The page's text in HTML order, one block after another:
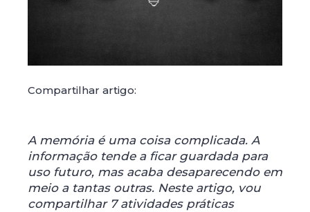
Compartilhar artigo:
A memória é uma coisa complicada. A
informação tende a ficar guardada para
uso futuro, mas acaba desaparecendo em
meio a tantas outras. Neste artigo, vou
compartilhar 7 atividades práticas